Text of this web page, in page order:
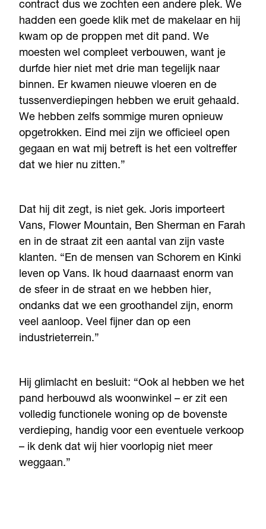
contract dus we zochten een andere plek. We
hadden een goede klik met de makelaar en hij
kwam op de proppen met dit pand. We
moesten wel compleet verbouwen, want je
durfde hier niet met drie man tegelijk naar
binnen. Er kwamen nieuwe vloeren en de
tussenverdiepingen hebben we eruit gehaald.
We hebben zelfs sommige muren opnieuw
opgetrokken. Eind mei zijn we officieel open
gegaan en wat mij betreft is het een voltreffer
dat we hier nu zitten.”
Dat hij dit zegt, is niet gek. Joris importeert
Vans, Flower Mountain, Ben Sherman en Farah
en in de straat zit een aantal van zijn vaste
klanten. “En de mensen van Schorem en Kinki
leven op Vans. Ik houd daarnaast enorm van
de sfeer in de straat en we hebben hier,
ondanks dat we een groothandel zijn, enorm
veel aanloop. Veel fijner dan op een
industrieterrein.”
Hij glimlacht en besluit: “Ook al hebben we het
pand herbouwd als woonwinkel – er zit een
volledig functionele woning op de bovenste
verdieping, handig voor een eventuele verkoop
– ik denk dat wij hier voorlopig niet meer
weggaan.”